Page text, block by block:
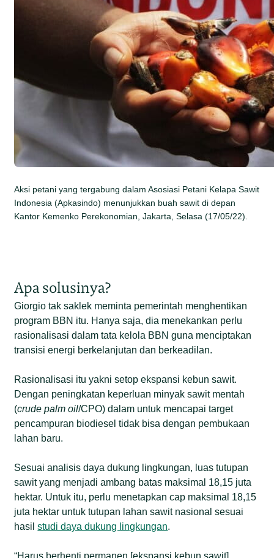
Aksi petani yang tergabung dalam Asosiasi Petani Kelapa Sawit
Indonesia (Apkasindo) menunjukkan buah sawit di depan
Kantor Kemenko Perekonomian, Jakarta, Selasa (17/05/22).
Apa solusinya?
Giorgio tak saklek meminta pemerintah menghentikan
program BBN itu. Hanya saja, dia menekankan perlu
rasionalisasi dalam tata kelola BBN guna menciptakan
transisi energi berkelanjutan dan berkeadilan.
Rasionalisasi itu yakni setop ekspansi kebun sawit.
Dengan peningkatan keperluan minyak sawit mentah
(crude palm oil/CPO) dalam untuk mencapai target
pencampuran biodiesel tidak bisa dengan pembukaan
lahan baru.
Sesuai analisis daya dukung lingkungan, luas tutupan
sawit yang menjadi ambang batas maksimal 18,15 juta
hektar. Untuk itu, perlu menetapkan cap maksimal 18,15
juta hektar untuk tutupan lahan sawit nasional sesuai
hasilstudi daya dukung lingkungan.
“Harus berhenti permanen [ekspansi kebun sawit],